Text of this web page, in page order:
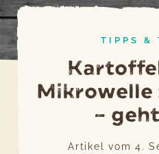
TIPPS &
–
Artikel vom4.